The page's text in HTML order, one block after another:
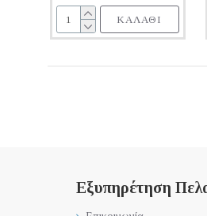
ΚΑΛΆΘΙ
Εξυπηρέτηση